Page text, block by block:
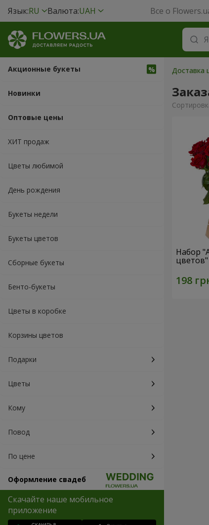
Язык:RU Валюта:UAH Все о
Акционные букеты
Новинки
Оптовые цены
ХИТ продаж
Цветы любимой
День рождения
Букеты недели
Букеты цветов
Сборные букеты
Бенто-букеты
Цветы в коробке
Корзины цветов
Подарки
Цветы
Кому
Повод
По цене
Оформление свадеб
Скачайте наше мобильное
приложение
Доставка
Набор
цветов"